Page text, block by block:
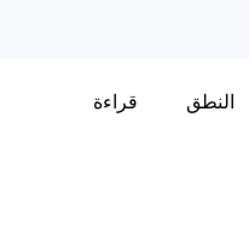
النطق قراءة